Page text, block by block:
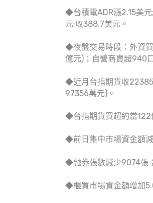
◆台積電ADR漲2.15美
元;收388.7美元。
◆夜盤交易時段：外資
億元)；自營商賣超940
◆近月台指期貨收22385
97356萬元)。
◆台指期貨買超約當122
◆前日集中市場資金額
◆融券張數減少9074張
◆櫃買市場資金額增加